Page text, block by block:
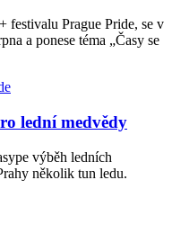
Prague Pride, se v
a ponese téma „Časy se
lední medvědy
výběh ledních
několik tun ledu.